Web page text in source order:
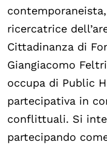
ricercatrice
Cittadinanza di
Giangiacomo
occupa di Public
partecipativa in
conflittuali. Si
partecipando